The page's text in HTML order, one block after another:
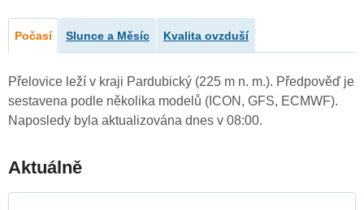
Počasí Slunce a Měsíc Kvalita ovzduší
Přelovice leží v kraji Pardubický (225 m n. m.). Předpověď je
sestavena podle několika modelů (ICON, GFS, ECMWF).
Naposledy byla aktualizována dnes v 08:00.
Aktuálně